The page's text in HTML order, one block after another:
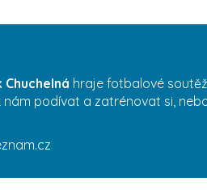
hraje fotbalové
nám podívat a zatrénovat si,